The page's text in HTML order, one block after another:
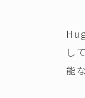
し
能